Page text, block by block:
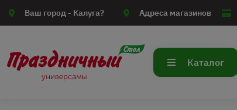
Ваш город - Калуга? Адреса магазинов
Каталог